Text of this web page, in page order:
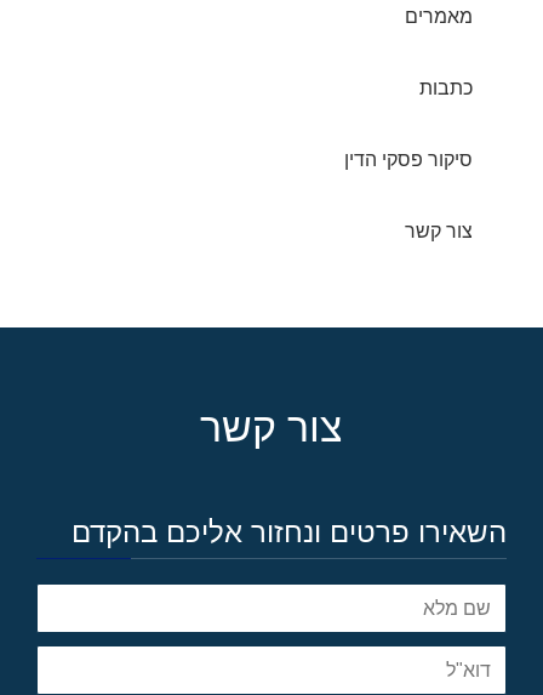
מאמרים
כתבות
סיקור פסקי הדין
צור קשר
צור קשר
השאירו פרטים ונחזור אליכם בהקדם